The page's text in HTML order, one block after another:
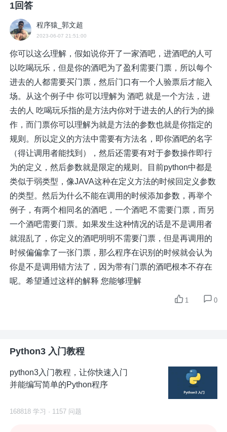
1回答
程序猿_郭文超
2023-06-07 21:51:00
你可以这么理解，假如说你开了一家酒吧，进酒吧的人可
以吃喝玩乐，但是你的酒吧为了盈利需要门票，所以每个
进去的人都需要买门票，然后门口有一个人验票后才能入
场。从这个例子中 你可以理解为 酒吧 就是一个方法，进
去的人 吃喝玩乐指的是方法内你对于进去的人的行为的操
作，而门票你可以理解为就是方法的参数也就是你指定的
规则。所以定义的方法中需要有方法名，即你酒吧的名字
（得让调用者能找到），然后还需要有对于参数操作即行
为的定义，然后参数就是限定的规则。目前python中都是
类似于弱类型，像JAVA这种在定义方法的时候回定义参数
的类型。然后为什么不能在调用的时候添加参数，再举个
例子，有两个相同名的酒吧，一个酒吧 不需要门票，而另
一个酒吧需要门票。如果发生这种情况的话是不是调用者
就混乱了，你定义的酒吧明明不需要门票，但是再调用的
时候偏偏拿了一张门票，那么程序在识别的时候就会认为
你是不是调用错方法了，因为带有门票的酒吧根本不存在
呢。希望通过这样的解释 您能够理解
0
1
Python3 入门教程
python3入门教程，让你快速入门
并能编写简单的Python程序
168818 学习 · 1157 问题